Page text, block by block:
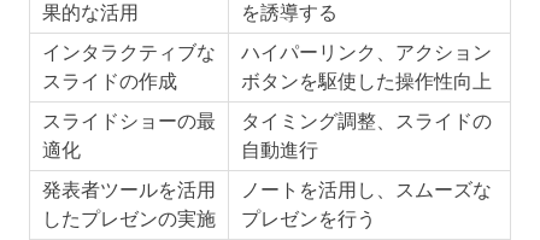
果的な活用
を誘導する
インタラクティブな
スライドの作成
ハイパーリンク、アクション
ボタンを駆使した操作性向上
スライドショーの最
適化
タイミング調整、スライドの
自動進行
発表者ツールを活用
したプレゼンの実施
ノートを活用し、スムーズな
プレゼンを行う